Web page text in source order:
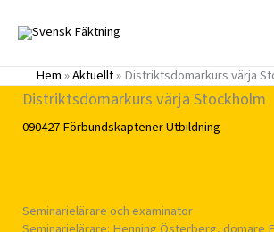
innehåll
Hem»Aktuellt»Distriktsdomarkurs värja
Distriktsdomarkurs värja Stockholm
090427FörbundskaptenerUtbildning
Seminarielärare och examinator